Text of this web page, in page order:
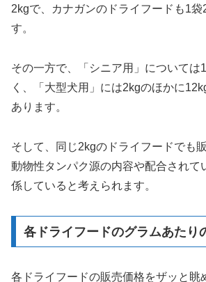
2kgで、カナガンのドライフードも1
す。
その一方で、「シニア用」については
く、「大型犬用」には2kgのほかに
あります。
そして、同じ2kgのドライフードでも
動物性タンパク源の内容や配合されて
係していると考えられます。
各ドライフードのグラムあたり
各ドライフードの販売価格をザッと眺